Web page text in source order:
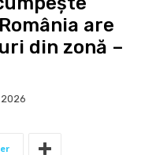
are
din zonă –